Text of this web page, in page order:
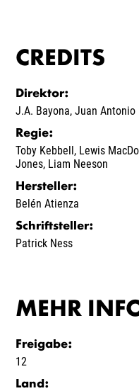
CREDITS
Direktor:
J.A. Bayona,Juan Antonio
Regie:
Toby Kebbell, Lewis
Jones, Liam Neeson
Hersteller:
Belén Atienza
Schriftsteller:
Patrick Ness
MEHR
Freigabe:
12
Land :